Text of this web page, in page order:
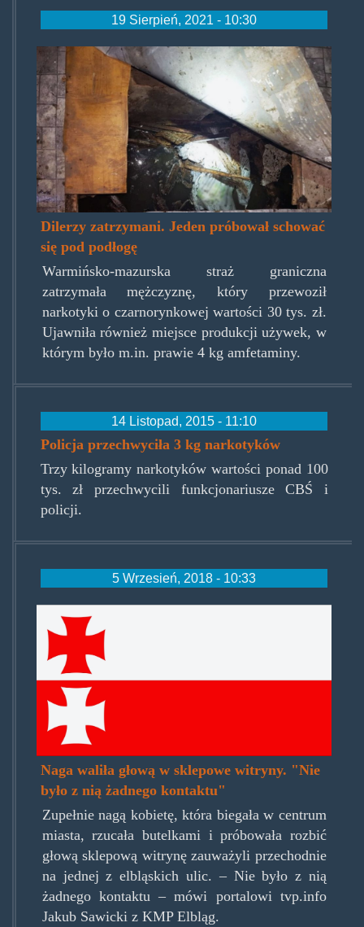
19 Sierpień, 2021 - 10:30
dilerspodpodlogi.jpg
Dilerzy zatrzymani. Jeden próbował schować
się pod podłogę
Warmińsko-mazurska straż graniczna
zatrzymała mężczyznę, który przewoził
narkotyki o czarnorynkowej wartości 30 tys. zł.
Ujawniła również miejsce produkcji używek, w
którym było m.in. prawie 4 kg amfetaminy.
14 Listopad, 2015 - 11:10
Policja przechwyciła 3 kg narkotyków
Trzy kilogramy narkotyków wartości ponad 100
tys. zł przechwycili funkcjonariusze CBŚ i
policji.
5 Wrzesień, 2018 - 10:33
elblag.jpg
Naga waliła głową w sklepowe witryny. "Nie
było z nią żadnego kontaktu"
Zupełnie nagą kobietę, która biegała w centrum
miasta, rzucała butelkami i próbowała rozbić
głową sklepową witrynę zauważyli przechodnie
na jednej z elbląskich ulic. – Nie było z nią
żadnego kontaktu – mówi portalowi tvp.info
Jakub Sawicki z KMP Elbląg.